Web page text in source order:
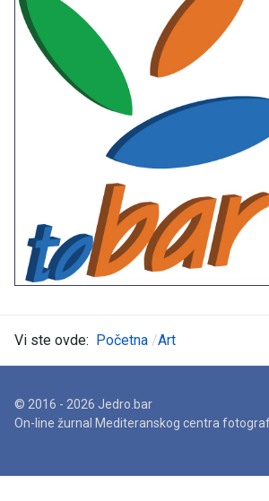
Vi ste ovde: Početna Art
© 2016 - 2026 Jedro.bar
On-line žurnal Mediteranskog centra